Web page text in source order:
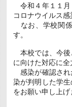
令和４年１１月
コロナウイルス感
なお、学校関
す。
本校では、今後
に向けた対応に全
感染が確認され
染が判明した学
をお願い申し上げ